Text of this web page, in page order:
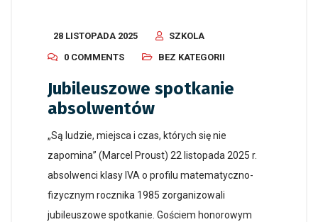
28 LISTOPADA 2025
SZKOLA
0 COMMENTS
BEZ KATEGORII
Jubileuszowe spotkanie
absolwentów
„Są ludzie, miejsca i czas, których się nie
zapomina” (Marcel Proust) 22 listopada 2025 r.
absolwenci klasy IVA o profilu matematyczno-
fizycznym rocznika 1985 zorganizowali
jubileuszowe spotkanie. Gościem honorowym